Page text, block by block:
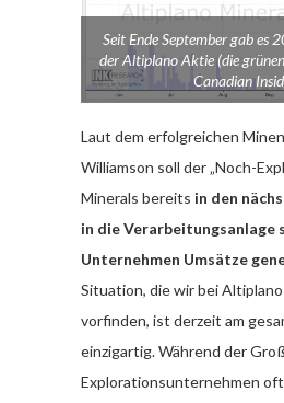
Seit Ende September gab es
der Altiplano Aktie (die
Canadian
Laut dem erfolgreichen
Williamson soll der „Noch-
Minerals bereits in den
in die Verarbeitungsanlage
Unternehmen Umsätze
Situation, die wir bei
vorfinden, ist derzeit am
einzigartig. Während der
Explorationsunternehmen